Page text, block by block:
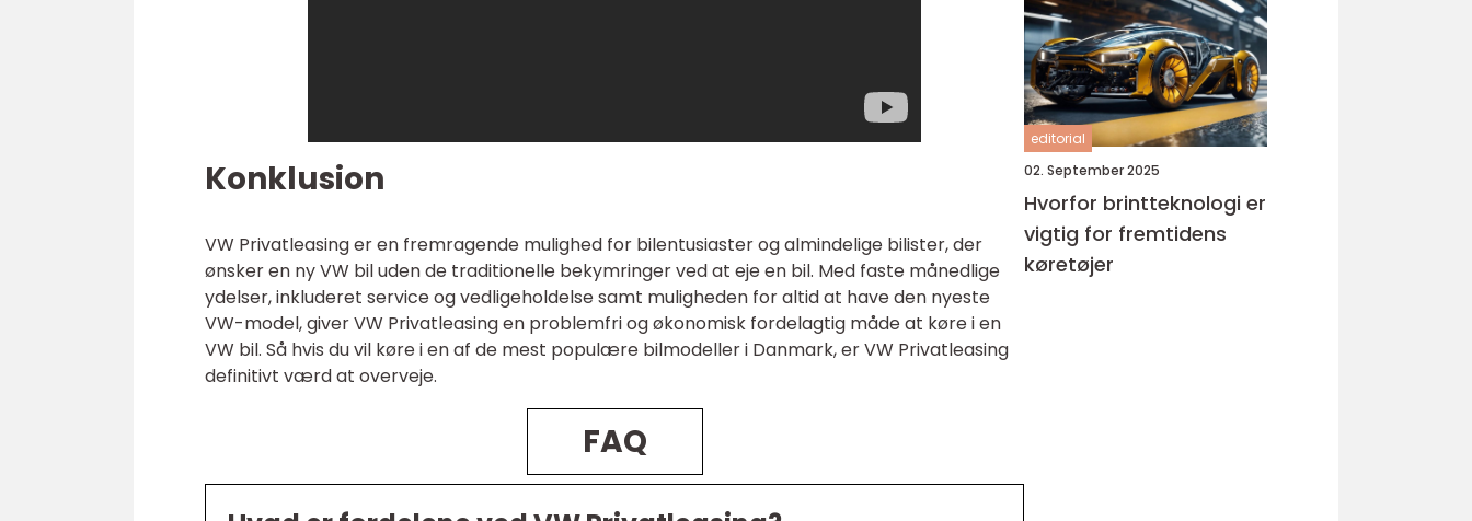
Konklusion
VW Privatleasing er en fremragende mulighed for bilentusiaster og almindelige bilister, der
ønsker en ny VW bil uden de traditionelle bekymringer ved at eje en bil. Med faste månedlige
ydelser, inkluderet service og vedligeholdelse samt muligheden for altid at have den nyeste
VW-model, giver VW Privatleasing en problemfri og økonomisk fordelagtig måde at køre i en
VW bil. Så hvis du vil køre i en af de mest populære bilmodeller i Danmark, er VW Privatleasing
definitivt værd at overveje.
FAQ
editorial
02. September 2025
Hvorfor brintteknologi er
vigtig for fremtidens
køretøjer